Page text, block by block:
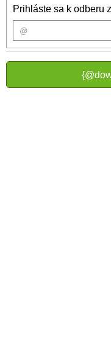
Prihláste sa k odberu